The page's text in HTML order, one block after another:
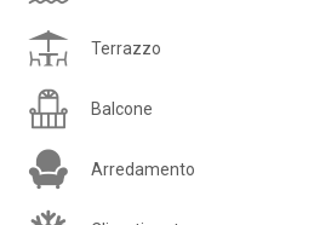
Terrazzo
Balcone
Arredamento